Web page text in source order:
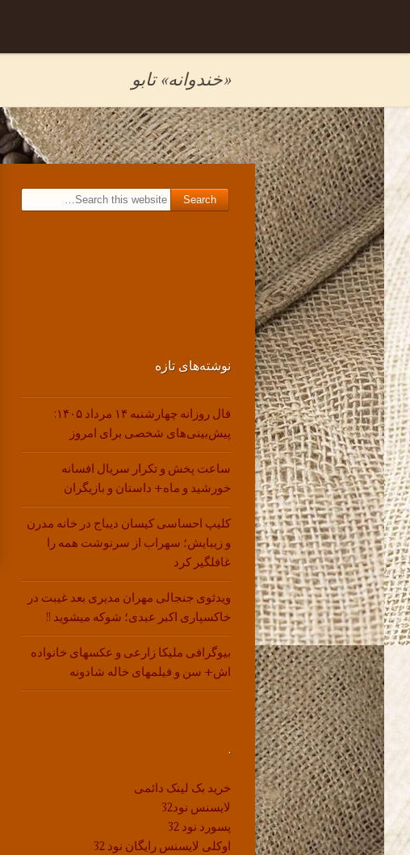
«خندوانه» تابو
Search for:
نوشته‌های تازه
فال روزانه چهارشنبه ۱۴ مرداد ۱۴۰۵:
پیش‌بینی‌های شخصی برای امروز
ساعت پخش و تکرار سریال افسانه
خورشید و ماه+ داستان و بازیگران
کلیپ احساسی کیسان دیباج در خانه مدرن
و زیبایش؛ سهراب از سرنوشت همه را
غافلگیر کرد
ویدئوی جنجالی مهران مدیری بعد غیبت در
خاکسپاری اکبر عبدی؛ شوکه میشوید !!
بیوگرافی ملیکا زارعی و عکسهای خانواده
اش+ سن و فیلمهای خاله شادونه
.
خرید بک لینک دائمی
لایسنس نود32
پسورد نود 32
اوکلی لایسنس رایگان نود 32